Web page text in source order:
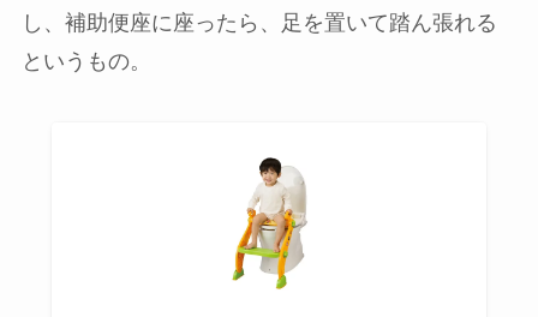
し、補助便座に座ったら、足を置いて踏ん張れる
というもの。